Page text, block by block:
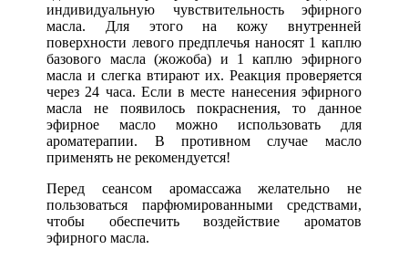
индивидуальную чувствительность эфирного
масла. Для этого на кожу внутренней
поверхности левого предплечья наносят 1 каплю
базового масла (жожоба) и 1 каплю эфирного
масла и слегка втирают их. Реакция проверяется
через 24 часа. Если в месте нанесения эфирного
масла не появилось покраснения, то данное
эфирное масло можно использовать для
ароматерапии. В противном случае масло
применять не рекомендуется!
Перед сеансом аромассажа желательно не
пользоваться парфюмированными средствами,
чтобы обеспечить воздействие ароматов
эфирного масла.